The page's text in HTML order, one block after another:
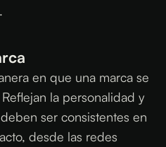
en que una marca se
la personalidad y
ser consistentes en
desde las redes